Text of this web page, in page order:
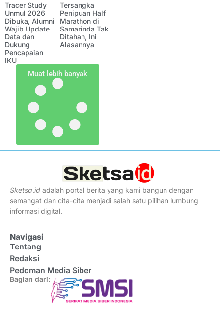
Tracer Study
Unmul 2026
Dibuka, Alumni
Wajib Update
Data dan
Dukung
Pencapaian
IKU
Tersangka
Penipuan Half
Marathon di
Samarinda Tak
Ditahan, Ini
Alasannya
Muat lebih banyak
Sketsa.id adalah portal berita yang kami bangun dengan
semangat dan cita-cita menjadi salah satu pilihan lumbung
informasi digital.
Navigasi
Tentang
Redaksi
Pedoman Media Siber
Bagian dari: